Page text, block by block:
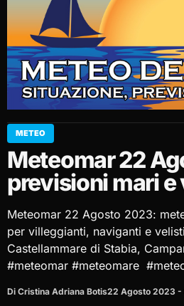
METEO
Meteomar 22
previsioni mari e
Meteomar 22 Agosto 2023:
per villeggianti, naviganti e
Castellammare di Stabia,
#meteomar #meteomare
Di Cristina Adriana Botis22 Agosto 2023 -